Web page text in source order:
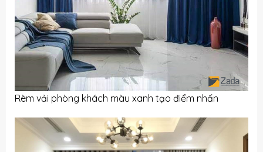
Rèm vải phòng khách màu xanh tạo điểm nhấn